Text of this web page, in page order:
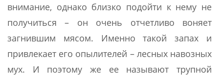
внимание, однако близко подойти к нему не
получиться – он очень отчетливо воняет
загнившим мясом. Именно такой запах и
привлекает его опылителей – лесных навозных
мух. И поэтому же ее называют трупной